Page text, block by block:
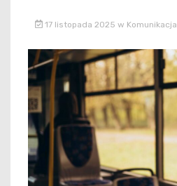
17 listopada 2025 w Komunikacja